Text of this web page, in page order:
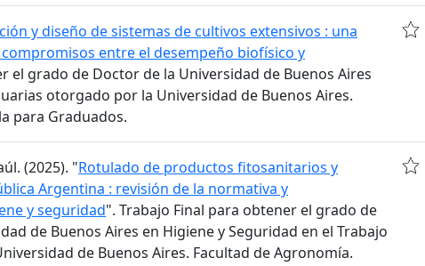
y diseño de sistemas de cultivos extensivos : una
entre el desempeño biofísico y
el grado de Doctor de la Universidad de Buenos Aires
otorgado por la Universidad de Buenos Aires.
para Graduados.
(2025). "Rotulado de productos fitosanitarios y
Argentina : revisión de la normativa y
y seguridad". Trabajo Final para obtener el grado de
de Buenos Aires en Higiene y Seguridad en el Trabajo
de Buenos Aires. Facultad de Agronomía.